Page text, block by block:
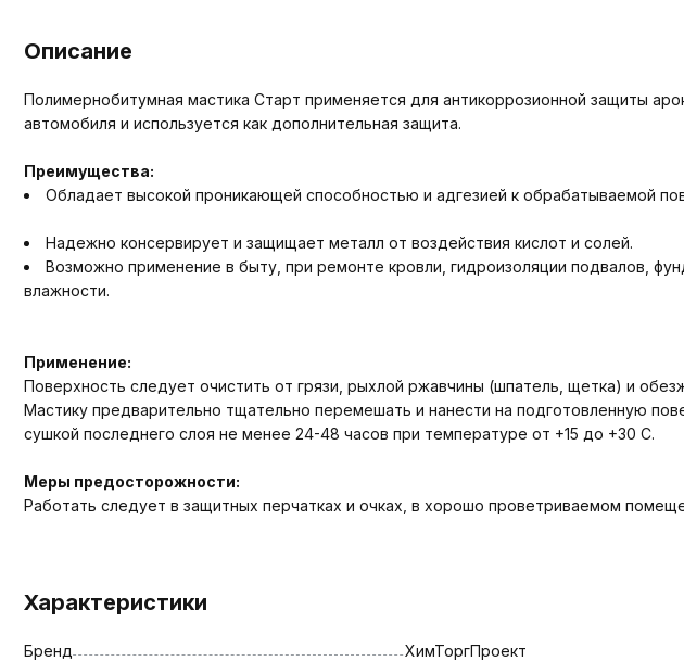
Описание
Полимернобитумная мастика Старт применяется для антикоррозионной защиты
автомобиля и используется как дополнительная защита.
Преимущества:
Обладает высокой проникающей способностью и адгезией к обрабатываемой
Надежно консервирует и защищает металл от воздействия кислот и солей.
Возможно применение в быту, при ремонте кровли, гидроизоляции подвалов,
влажности.
Применение:
Поверхность следует очистить от грязи, рыхлой ржавчины (шпатель, щетка) и
Мастику предварительно тщательно перемешать и нанести на подготовленную
сушкой последнего слоя не менее 24-48 часов при температуре от +15 до +30 С.
Меры предосторожности:
Работать следует в защитных перчатках и очках, в хорошо проветриваемом
Характеристики
Бренд
ХимТоргПроект